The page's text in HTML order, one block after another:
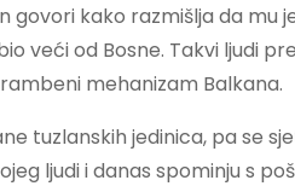
govori kako razmišlja da mu
veći od Bosne. Takvi ljudi
mehanizam Balkana.
tuzlanskih jedinica, pa se
ljudi i danas spominju s